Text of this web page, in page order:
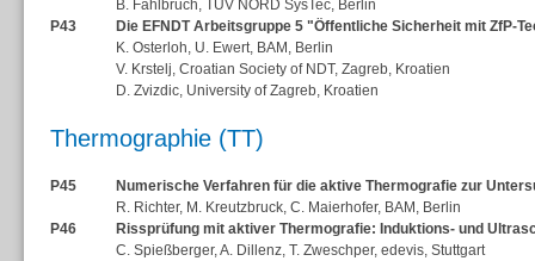
B. Fahlbruch, TÜV NORD SysTec, Berlin
P43
Die EFNDT Arbeitsgruppe 5 "Öffentliche Sicherheit mit ZfP-
K. Osterloh, U. Ewert, BAM, Berlin
V. Krstelj, Croatian Society of NDT, Zagreb, Kroatien
D. Zvizdic, University of Zagreb, Kroatien
Thermographie (TT)
P45
Numerische Verfahren für die aktive Thermografie zur
R. Richter, M. Kreutzbruck, C. Maierhofer, BAM, Berlin
P46
Rissprüfung mit aktiver Thermografie: Induktions- und
C. Spießberger, A. Dillenz, T. Zweschper, edevis, Stuttgart